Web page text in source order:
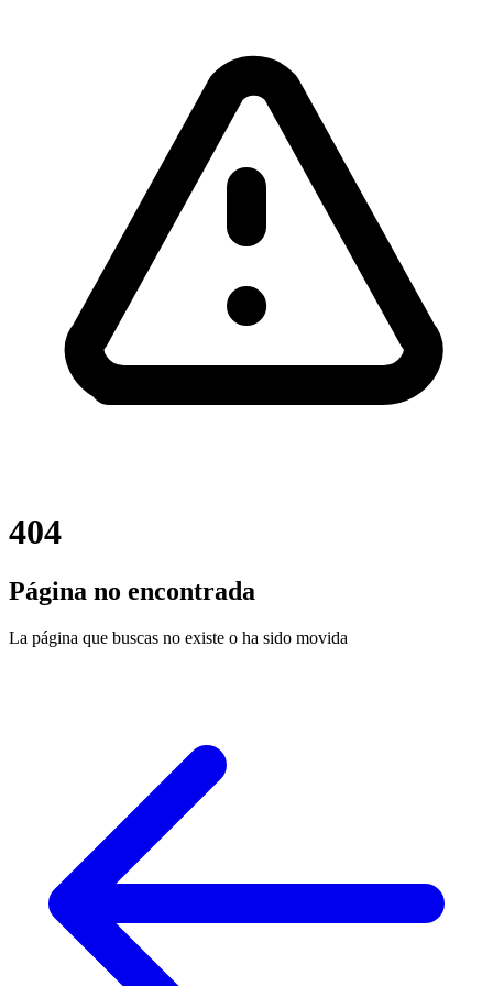
404
Página no encontrada
La página que buscas no existe o ha sido movida